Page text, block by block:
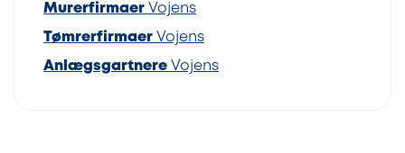
Murerfirmaer Vojens
Tømrerfirmaer Vojens
Anlægsgartnere Vojens